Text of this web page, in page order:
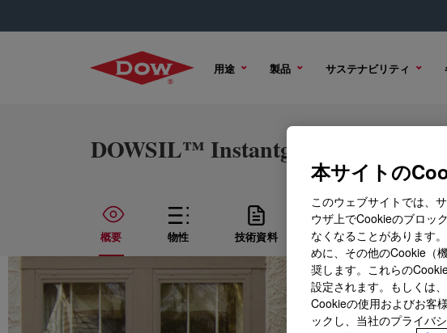
用途 製品 サステナビリティ
DOWSIL™ Instantglaze III Assembly
概要 物性 技術資料 サンプル オプション
本サイトの
このウェブサイトでは、
ウザ上でCookieのブロッ
なくなることがあります
めに、その他のCookie（
奨します。これらの
設定されます。もしくは
Cookieの使用およびお客
ックし、当社のプライバ